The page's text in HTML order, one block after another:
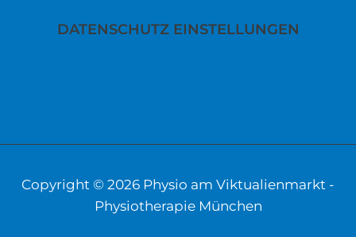
DATENSCHUTZ EINSTELLUNGEN
Copyright © 2026 Physio am Viktualienmarkt -
Physiotherapie München